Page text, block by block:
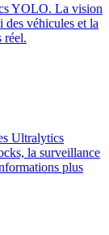
YOLO. La vision
véhicules et la
réel.
Ultralytics
la surveillance
plus